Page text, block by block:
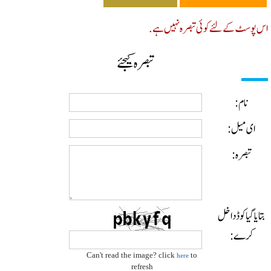
کے لئے کوئی تبصرہ نہیں ہے.
تبصرہ کیجئے
نام:
ای میل:
تبصرہ:
گیا کوڈ داخل
کرے:
Can't read the image? clickhere
refresh